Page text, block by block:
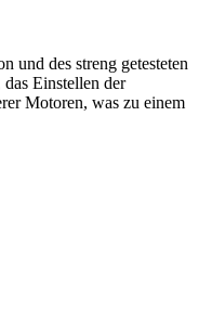
und des streng getesteten
Einstellen der
Motoren, was zu einem